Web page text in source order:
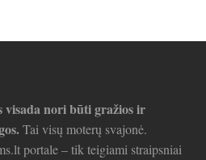
visada nori būti gražios ir
Tai visų moterų svajonė.
portale – tik teigiami straipsniai